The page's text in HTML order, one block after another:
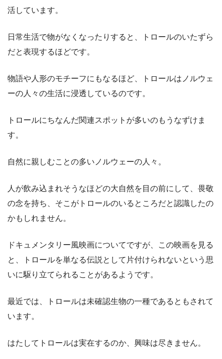
活しています。
日常生活で物がなくなったりすると、トロールのいたずら
だと表現するほどです。
物語や人形のモチーフにもなるほど、トロールはノルウェ
ーの人々の生活に浸透しているのです。
トロールにちなんだ関連スポットが多いのもうなずけま
す。
自然に親しむことの多いノルウェーの人々。
人が飲み込まれそうなほどの大自然を目の前にして、畏敬
の念を持ち、そこがトロールのいるところだと認識したの
かもしれません。
ドキュメンタリー風映画についてですが、この映画を見る
と、トロールを単なる伝説として片付けられないという思
いに駆り立てられることがあるようです。
最近では、トロールは未確認生物の一種であるともされて
います。
はたしてトロールは実在するのか、興味は尽きません。